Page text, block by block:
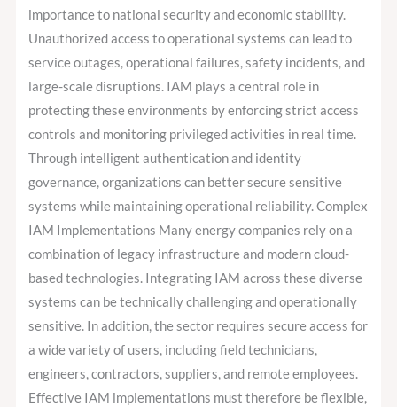
importance to national security and economic stability.
Unauthorized access to operational systems can lead to
service outages, operational failures, safety incidents, and
large-scale disruptions. IAM plays a central role in
protecting these environments by enforcing strict access
controls and monitoring privileged activities in real time.
Through intelligent authentication and identity
governance, organizations can better secure sensitive
systems while maintaining operational reliability. Complex
IAM Implementations Many energy companies rely on a
combination of legacy infrastructure and modern cloud-
based technologies. Integrating IAM across these diverse
systems can be technically challenging and operationally
sensitive. In addition, the sector requires secure access for
a wide variety of users, including field technicians,
engineers, contractors, suppliers, and remote employees.
Effective IAM implementations must therefore be flexible,